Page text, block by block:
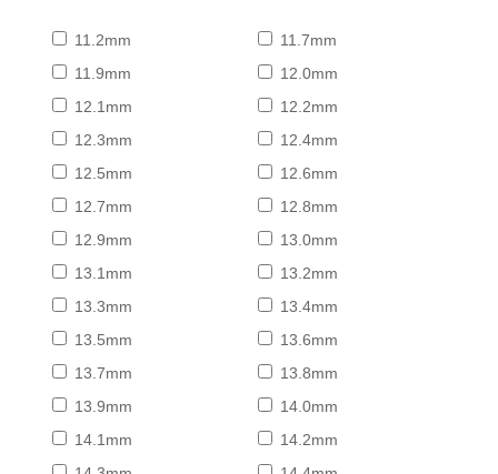
11.2mm
11.7mm
11.9mm
12.0mm
12.1mm
12.2mm
12.3mm
12.4mm
12.5mm
12.6mm
12.7mm
12.8mm
12.9mm
13.0mm
13.1mm
13.2mm
13.3mm
13.4mm
13.5mm
13.6mm
13.7mm
13.8mm
13.9mm
14.0mm
14.1mm
14.2mm